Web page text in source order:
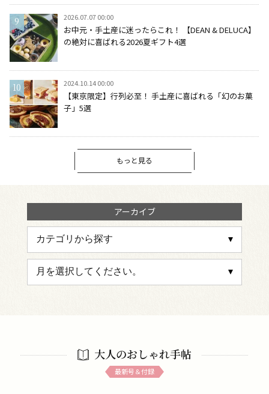
2026.07.07 00:00
お中元・手土産に迷ったらこれ！ 【DEAN & DELUCA】
の絶対に喜ばれる2026夏ギフト4選
2024.10.14 00:00
【東京限定】行列必至！ 手土産に喜ばれる「幻のお菓
子」5選
もっと見る
アーカイブ
大人のおしゃれ手帖
最新号＆付録